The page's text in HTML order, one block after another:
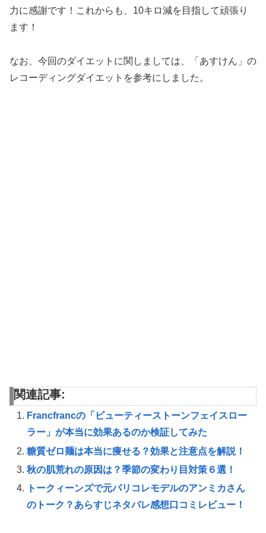
力に感謝です！これからも、10キロ減を目指して頑張り
ます！
なお、今回のダイエットに関しましては、「あすけん」の
レコーディングダイエットを参考にしました。
関連記事:
Francfrancの「ビューティーストーンフェイスロー
ラー」が本当に効果あるのか検証してみた
糖質ゼロ麺は本当に痩せる？効果と注意点を解説！
秋の肌荒れの原因は？季節の変わり目対策６選！
トークィーンズで元パリコレモデルのアンミカさん
のトーク？あらすじネタバレ感想口コミレビュー！